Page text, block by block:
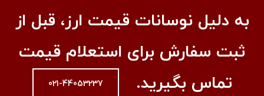
به دلیل نوسانات قیمت ارز، قبل از
ثبت سفارش برای استعلام قیمت
تماس بگیرید.
021-44053237